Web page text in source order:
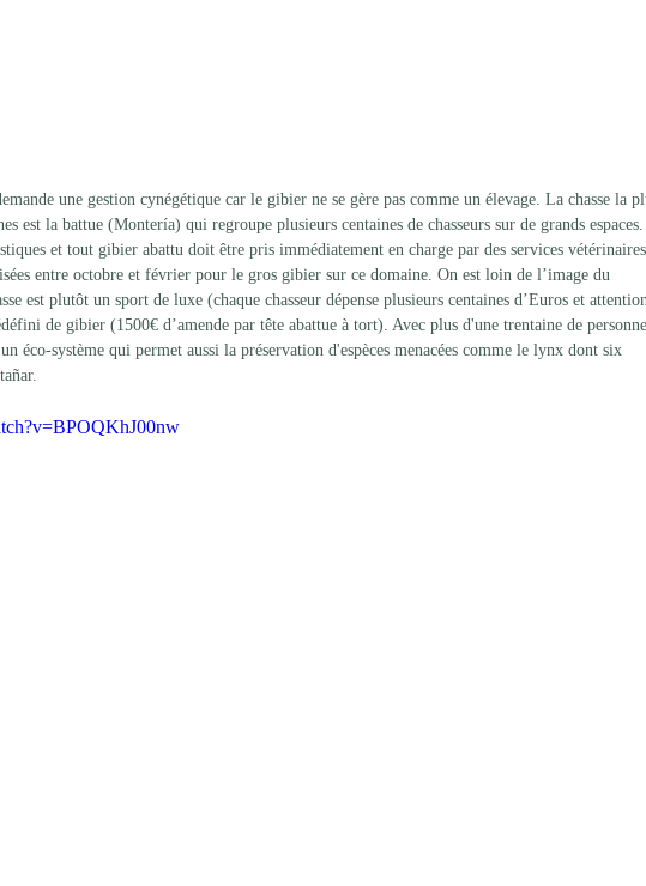
une gestion cynégétique car le gibier ne se gère pas comme un élevage. La chasse la
est la battue (Montería) qui regroupe plusieurs centaines de chasseurs sur de grands espaces.
et tout gibier abattu doit être pris immédiatement en charge par des services
entre octobre et février pour le gros gibier sur ce domaine. On est loin de l’image du
est plutôt un sport de luxe (chaque chasseur dépense plusieurs centaines d’Euros et
de gibier (1500€ d’amende par tête abattue à tort). Avec plus d'une trentaine de
éco-système qui permet aussi la préservation d'espèces menacées comme le lynx dont six